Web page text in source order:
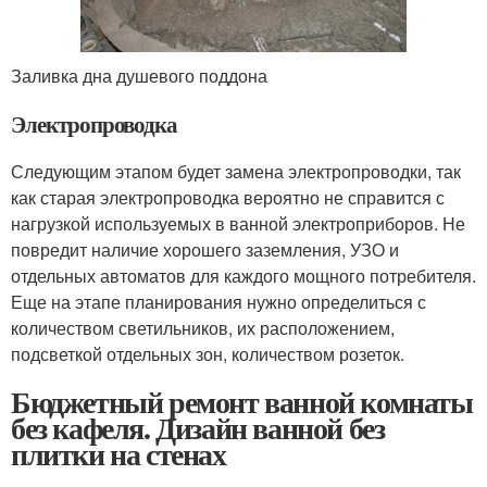
Заливка дна душевого поддона
Электропроводка
Следующим этапом будет замена электропроводки, так
как старая электропроводка вероятно не справится с
нагрузкой используемых в ванной электроприборов. Не
повредит наличие хорошего заземления, УЗО и
отдельных автоматов для каждого мощного потребителя.
Еще на этапе планирования нужно определиться с
количеством светильников, их расположением,
подсветкой отдельных зон, количеством розеток.
Бюджетный ремонт ванной комнаты
без кафеля. Дизайн ванной без
плитки на стенах